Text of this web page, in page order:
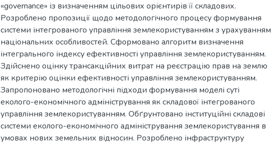
«governance» із визначенням цільових орієнтирів її складових.
Розроблено пропозиції щодо методологічного процесу формування
системи інтегрованого управління землекористуванням з урахуванням
національних особливостей. Сформовано алгоритм визначення
інтегрального індексу ефективності управління землекористуванням.
Здійснено оцінку трансакційних витрат на реєстрацію прав на землю
як критерію оцінки ефективності управління землекористуванням.
Запропоновано методологічні підходи формування моделі суті
еколого-економічного адміністрування як складової інтегрованого
управління землекористуванням. Обґрунтовано інституційні складові
системи еколого-економічного адміністрування землекористування в
умовах нових земельних відносин. Розроблено інфраструктуру